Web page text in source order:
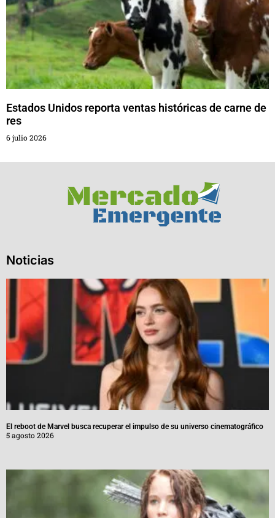
Estados Unidos reporta ventas históricas de carne de
res
6 julio 2026
Noticias
El reboot de Marvel busca recuperar el impulso de su universo cinematográfico
5 agosto 2026